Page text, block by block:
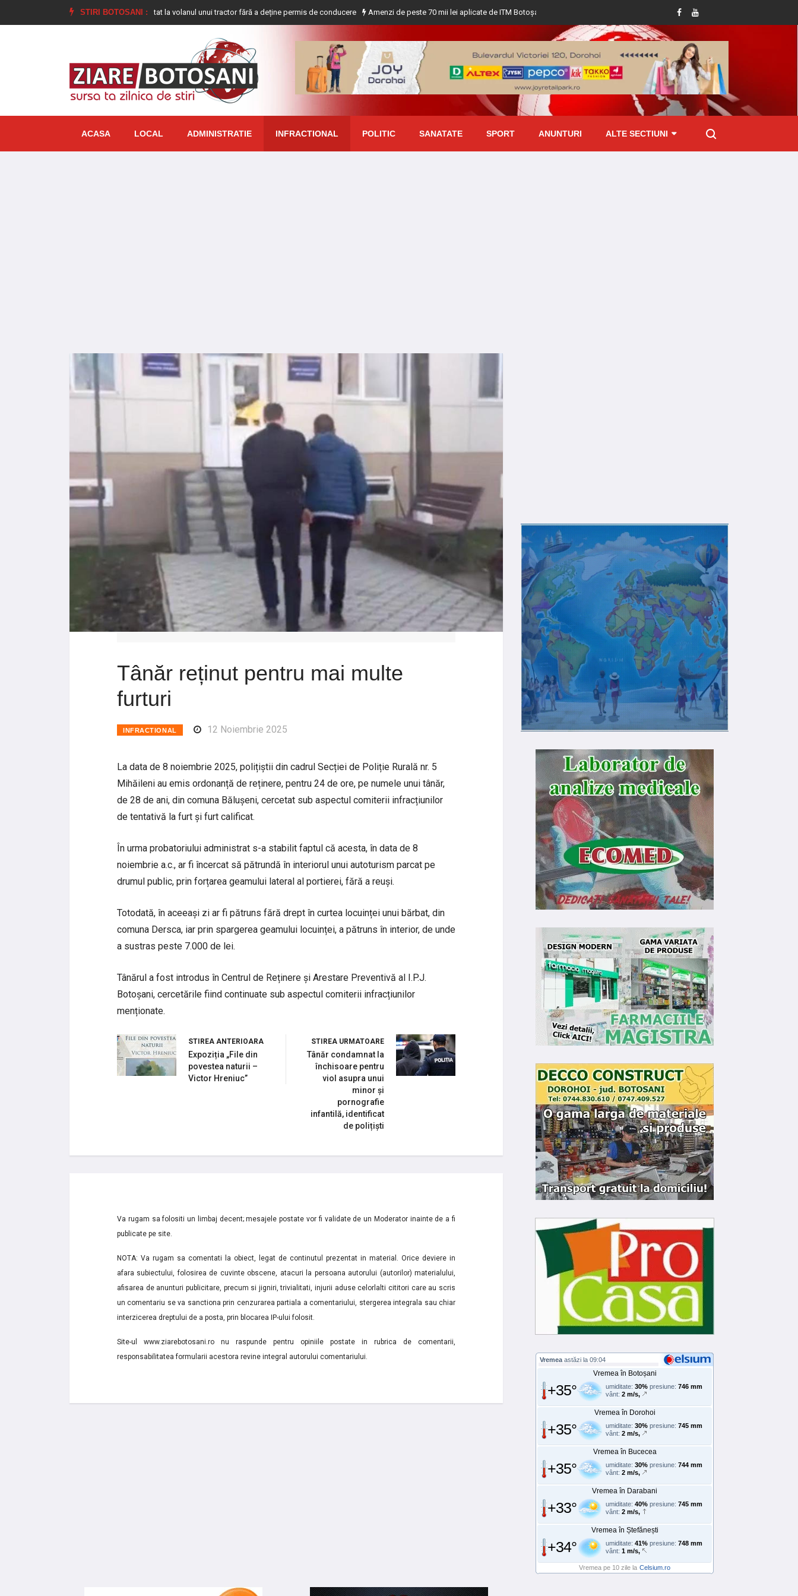
STIRI BOTOSANI :
Bărbat de 83 de ani depistat la volanul unui tractor fără a deține permis de conducere Amenzi de peste 70 mii lei aplicate de ITM Botoșani privind munca nedeclarată Substanțe cu efect psihoactiv ridicate de polițiști în
ACASA LOCAL ADMINISTRATIE INFRACTIONAL POLITIC SANATATE SPORT ANUNTURI ALTE SECTIUNI
Tânăr reținut pentru mai multe
furturi
INFRACTIONAL 12 Noiembrie 2025
La data de 8 noiembrie 2025, polițiștii din cadrul Secției de Poliție Rurală nr. 5
Mihăileni au emis ordonanță de reținere, pentru 24 de ore, pe numele unui tânăr,
de 28 de ani, din comuna Bălușeni, cercetat sub aspectul comiterii infracțiunilor
de tentativă la furt și furt calificat.
În urma probatoriului administrat s-a stabilit faptul că acesta, în data de 8
noiembrie a.c., ar fi încercat să pătrundă în interiorul unui autoturism parcat pe
drumul public, prin forțarea geamului lateral al portierei, fără a reuși.
Totodată, în aceeași zi ar fi pătruns fără drept în curtea locuinței unui bărbat, din
comuna Dersca, iar prin spargerea geamului locuinței, a pătruns în interior, de unde
a sustras peste 7.000 de lei.
Tânărul a fost introdus în Centrul de Reținere și Arestare Preventivă al I.P.J.
Botoșani, cercetările fiind continuate sub aspectul comiterii infracțiunilor
menționate.
STIREA ANTERIOARA
Expoziția „File din
povestea naturii –
Victor Hreniuc”
STIREA URMATOARE
Tânăr condamnat la
închisoare pentru
viol asupra unui
minor și
pornografie
infantilă, identificat
de polițiști
Va rugam sa folositi un limbaj decent; mesajele postate vor fi validate de un Moderator inainte de a fi
publicate pe site.
NOTA: Va rugam sa comentati la obiect, legat de continutul prezentat in material. Orice deviere in
afara subiectului, folosirea de cuvinte obscene, atacuri la persoana autorului (autorilor) materialului,
afisarea de anunturi publicitare, precum si jigniri, trivialitati, injurii aduse celorlalti cititori care au scris
un comentariu se va sanctiona prin cenzurarea partiala a comentariului, stergerea integrala sau chiar
interzicerea dreptului de a posta, prin blocarea IP-ului folosit.
Site-ul www.ziarebotosani.ro nu raspunde pentru opiniile postate in rubrica de comentarii,
responsabilitatea formularii acestora revine integral autorului comentariului.
Vremea astăzi la 09:04
Vremea în Botoșani
+35° umiditate: 30% presiune: 746 mm
vânt: 2 m/s,
Vremea în Dorohoi
+35° umiditate: 30% presiune: 745 mm
vânt: 2 m/s,
Vremea în Bucecea
+35° umiditate: 30% presiune: 744 mm
vânt: 2 m/s,
Vremea în Darabani
+33° umiditate: 40% presiune: 745 mm
vânt: 2 m/s,
Vremea în Ștefănești
+34° umiditate: 41% presiune: 748 mm
vânt: 1 m/s,
Vremea pe 10 zile la Celsium.ro